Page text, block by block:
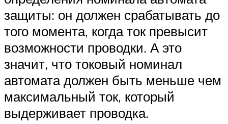
защиты: он должен срабатывать до
того момента, когда ток превысит
возможности проводки. А это
значит, что токовый номинал
автомата должен быть меньше чем
максимальный ток, который
выдерживает проводка.